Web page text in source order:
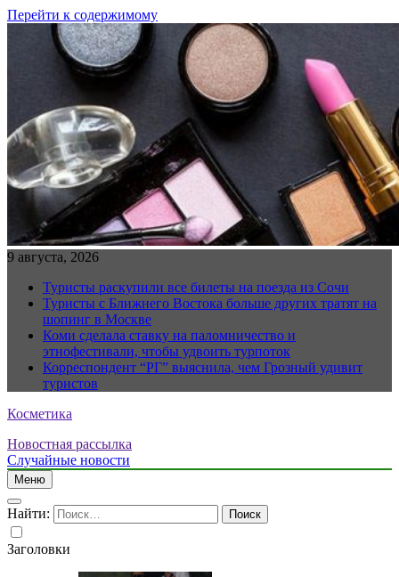
Перейти к содержимому
9 августа, 2026
Туристы раскупили все билеты на поезда из Сочи
Туристы с Ближнего Востока больше других тратят на
шопинг в Москве
Коми сделала ставку на паломничество и
этнофестивали, чтобы удвоить турпоток
Корреспондент “РГ” выяснила, чем Грозный удивит
туристов
Косметика
Новостная рассылка
Случайные новости
Меню
Найти:
Заголовки